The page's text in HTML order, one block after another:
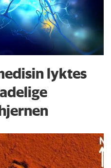
lyktes